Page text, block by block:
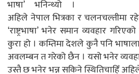
भाषा’ भनिन्थ्यो ।
अहिले नेपाल भित्रका र चलनचल्तीमा
‘राष्ट्रभाषा’ भनेर समान व्यवहार
कुरा हो । कम्तिमा देशले कुनै पनि
अवलम्बन त गरेको छैन । यसो भनेर
उस्तै छ भनेर भन्न सकिने स्थितिचाहिँ